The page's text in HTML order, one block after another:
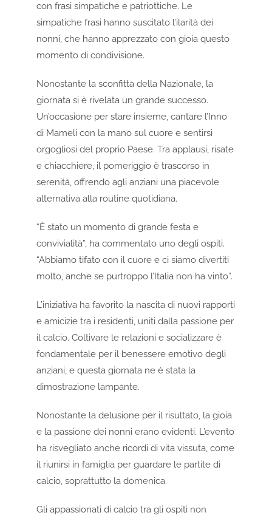
con frasi simpatiche e patriottiche. Le
simpatiche frasi hanno suscitato l’ilarità dei
nonni, che hanno apprezzato con gioia questo
momento di condivisione.
Nonostante la sconfitta della Nazionale, la
giornata si è rivelata un grande successo.
Un’occasione per stare insieme, cantare l’Inno
di Mameli con la mano sul cuore e sentirsi
orgogliosi del proprio Paese. Tra applausi, risate
e chiacchiere, il pomeriggio è trascorso in
serenità, offrendo agli anziani una piacevole
alternativa alla routine quotidiana.
“È stato un momento di grande festa e
convivialità”, ha commentato uno degli ospiti.
“Abbiamo tifato con il cuore e ci siamo divertiti
molto, anche se purtroppo l’Italia non ha vinto”.
L’iniziativa ha favorito la nascita di nuovi rapporti
e amicizie tra i residenti, uniti dalla passione per
il calcio. Coltivare le relazioni e socializzare è
fondamentale per il benessere emotivo degli
anziani, e questa giornata ne è stata la
dimostrazione lampante.
Nonostante la delusione per il risultato, la gioia
e la passione dei nonni erano evidenti. L’evento
ha risvegliato anche ricordi di vita vissuta, come
il riunirsi in famiglia per guardare le partite di
calcio, soprattutto la domenica.
Gli appassionati di calcio tra gli ospiti non